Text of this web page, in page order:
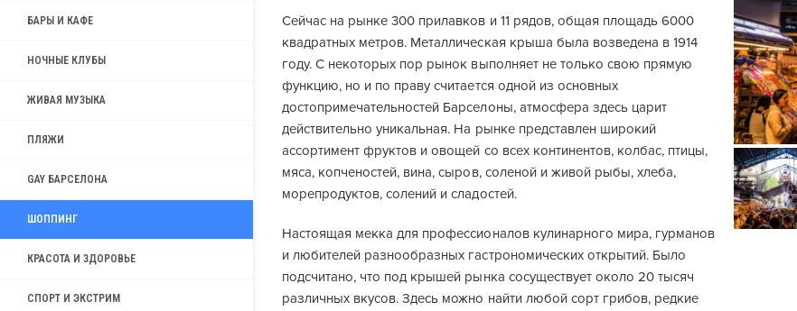
БАРЫ И КАФЕ
НОЧНЫЕ КЛУБЫ
ЖИВАЯ МУЗЫКА
ПЛЯЖИ
GAY БАРСЕЛОНА
ШОППИНГ
КРАСОТА И ЗДОРОВЬЕ
СПОРТ И ЭКСТРИМ
Сейчас на рынке 300 прилавков и 11 рядов, общая площадь 6000
квадратных метров. Металлическая крыша была возведена в 1914
году. С некоторых пор рынок выполняет не только свою прямую
функцию, но и по праву считается одной из основных
достопримечательностей Барселоны, атмосфера здесь царит
действительно уникальная. На рынке представлен широкий
ассортимент фруктов и овощей со всех континентов, колбас, птицы,
мяса, копченостей, вина, сыров, соленой и живой рыбы, хлеба,
морепродуктов, солений и сладостей.
Настоящая мекка для профессионалов кулинарного мира, гурманов
и любителей разнообразных гастрономических открытий. Было
подсчитано, что под крышей рынка сосуществует около 20 тысяч
различных вкусов. Здесь можно найти любой сорт грибов, редкие